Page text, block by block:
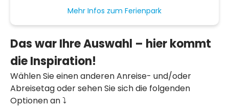
Mehr Infos zum Ferienpark
Das war Ihre Auswahl – hier kommt
die Inspiration!
Wählen Sie einen anderen Anreise- und/oder
Abreisetag oder sehen Sie sich die folgenden
Optionen an ⤵️